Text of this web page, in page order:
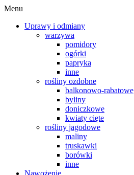
Menu
Uprawy i odmiany
warzywa
pomidory
ogórki
papryka
inne
rośliny ozdobne
balkonowo-rabatowe
byliny
doniczkowe
kwiaty cięte
rośliny jagodowe
maliny
truskawki
borówki
inne
Nawożenie